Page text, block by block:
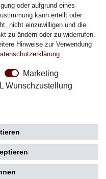
oder aufgrund eines
kann erteilt oder
nicht einzuwilligen und die
zu ändern oder zu widerrufen.
Hinweise zur Verwendung
Marketing
Wunschzustellung